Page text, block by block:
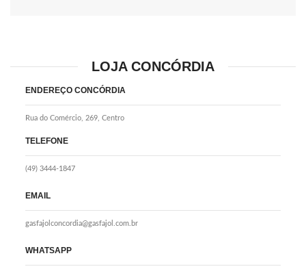
LOJA CONCÓRDIA
ENDEREÇO CONCÓRDIA
Rua do Comércio, 269, Centro
TELEFONE
(49) 3444-1847
EMAIL
gasfajolconcordia@gasfajol.com.br
WHATSAPP